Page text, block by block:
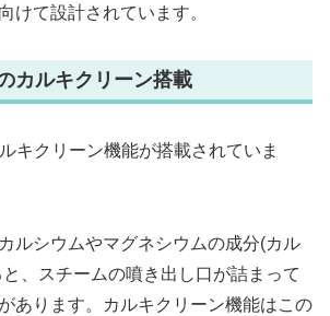
けて設計されています。
カルキクリーン搭載
キクリーン機能が搭載されていま
ルシウムやマグネシウムの成分(カル
、スチームの噴き出し口が詰まって
あります。カルキクリーン機能はこの